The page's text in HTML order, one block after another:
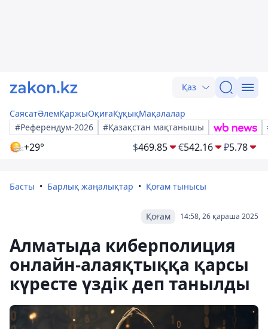
Қаз
СаясатӘлемҚаржыОқиғаҚұқықМақалалар
#Референдум-2026
#Қазақстан мақтанышы
+29° $469.85 €542.16 ₽5.78
Басты Барлық жаңалықтар Қоғам тынысы
14:58, 26 қараша 2025
Қоғам
Алматыда киберполиция
онлайн-алаяқтыққа қарсы
күресте үздік деп танылды